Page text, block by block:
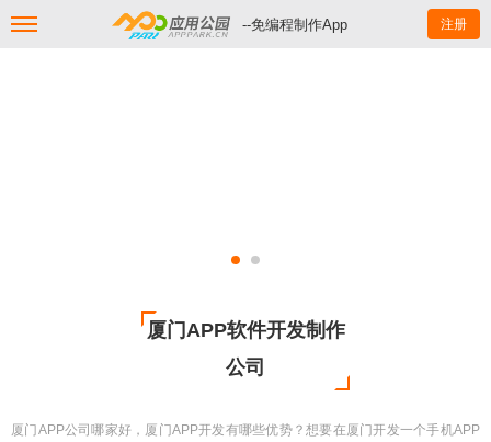
--免编程制作App 注册
厦门APP软件开发制作
公司
厦门APP公司哪家好，厦门APP开发有哪些优势？想要在厦门开发一个手机APP